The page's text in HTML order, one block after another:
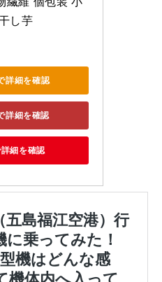
し芋
詳細を確認
詳細を確認
細を確認